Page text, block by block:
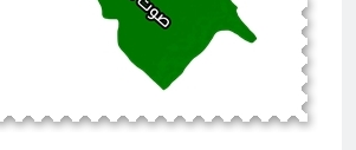
الظلم والظلام والمادة